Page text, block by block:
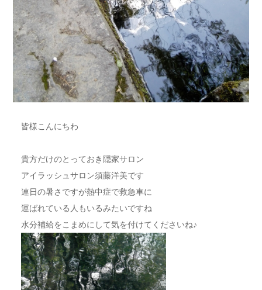
皆様こんにちわ
貴方だけのとっておき隠家サロン
アイラッシュサロン須藤洋美です
連日の暑さですが熱中症で救急車に
運ばれている人もいるみたいですね
水分補給をこまめにして気を付けてくださいね♪